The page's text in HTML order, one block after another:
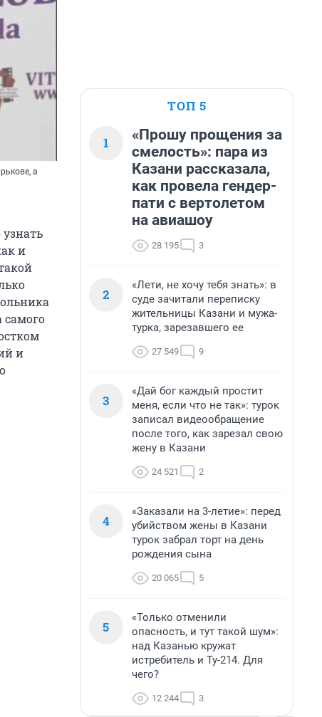
а
и
и
ТОП 5
1
«Прошу прощения за
смелость»: пара из
Казани рассказала,
как провела гендер-
пати с вертолетом
на авиашоу
28 195 3
2
«Лети, не хочу тебя знать»: в
суде зачитали переписку
жительницы Казани и мужа-
турка, зарезавшего ее
27 549 9
3
«Дай бог каждый простит
меня, если что не так»: турок
записал видеообращение
после того, как зарезал свою
жену в Казани
24 521 2
4
«Заказали на 3-летие»: перед
убийством жены в Казани
турок забрал торт на день
рождения сына
20 065 5
5
«Только отменили
опасность, и тут такой шум»:
над Казанью кружат
истребитель и Ту-214. Для
чего?
12 244 3